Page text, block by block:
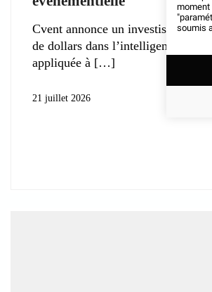
Cvent annonce un investissement
de dollars dans l’intelligence
appliquée à
21 juillet 2026
soumis